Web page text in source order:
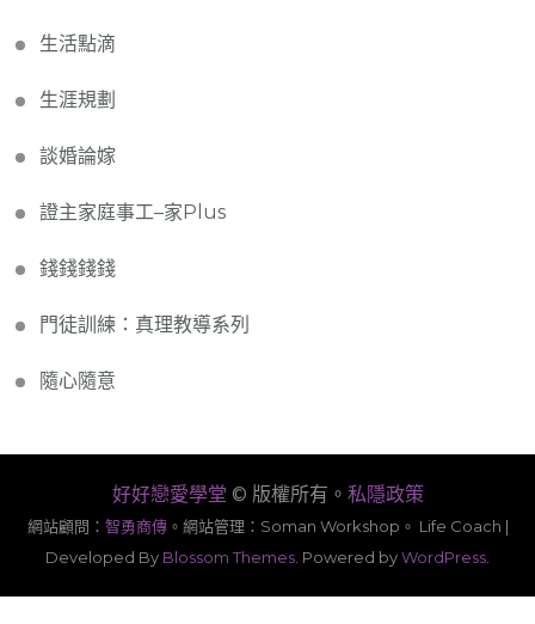
生活點滴
生涯規劃
談婚論嫁
證主家庭事工–家Plus
錢錢錢錢
門徒訓練：真理教導系列
隨心隨意
好好戀愛學堂 © 版權所有。 私隱政策
網站顧問： 智勇商傳。 網站管理：Soman Workshop。 Life Coach |
Developed By Blossom Themes . Powered byWordPress